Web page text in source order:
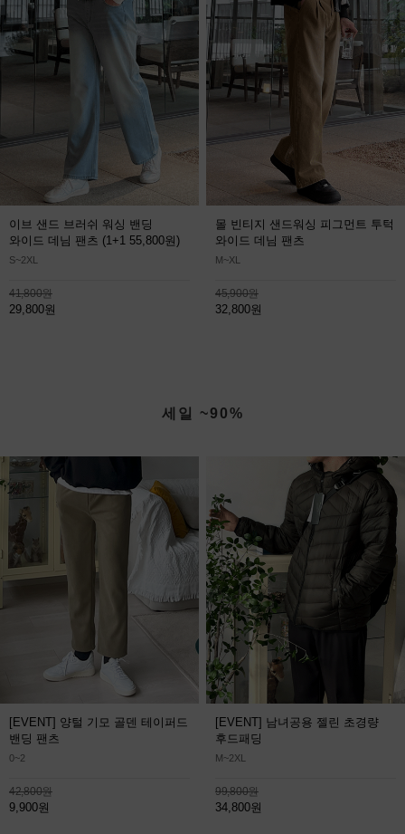
이브 샌드 브러쉬 워싱 밴딩
와이드 데님 팬츠 (1+1 55,800원)
S~2XL
41,800원
29,800원
몰 빈티지 샌드워싱 피그먼트 투턱
와이드 데님 팬츠
M~XL
45,900원
32,800원
세일 ~90%
[EVENT] 양털 기모 골덴 테이퍼드
밴딩 팬츠
0~2
42,800원
9,900원
[EVENT] 남녀공용 젤린 초경량
후드패딩
M~2XL
99,800원
34,800원